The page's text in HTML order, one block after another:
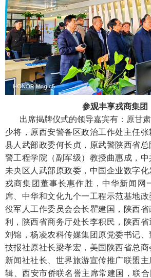
参观丰享戎商集团
出席揭牌仪式的领导嘉宾有：原甘
少将，原西安警备区政治工作处主任
县人武部政委何长贞，原武警陕西省
警工程学院（副军级）教授曲惠成，中
未央区人武部原政委，中国企业数字
戎商集团董事长惠作胜，中华新闻网
席、中华和文化九个一工程示范基地
役军人工作委员会会长瞿建国，陕西
利，陕西省商务厅处长李积民，陕西
刘锦，杨凌农科传媒集团原党委书记
技报社原社长梁孝宏，美国陕西省总
新闻社社长、世界旅游宣传推广联盟
辑、西安市侨联名誉主席常建国，联